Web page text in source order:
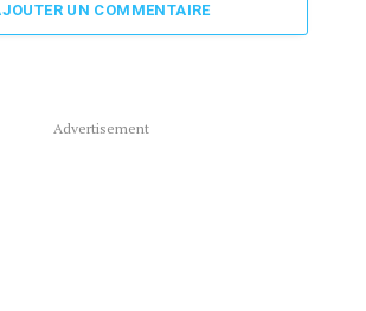
UN COMMENTAIRE
Advertisement